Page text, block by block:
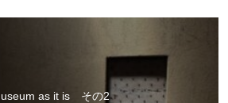
as it is その2